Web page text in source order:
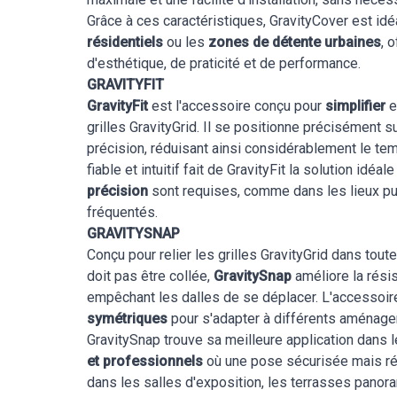
Grâce à ces caractéristiques, GravityCover est
résidentielsou les zones de détente urbaines,
d'esthétique, de praticité et de performance.
GRAVITYFIT
GravityFitest l'accessoire conçu pour simplifier
grilles GravityGrid. Il se positionne précisément
précision, réduisant ainsi considérablement le
fiable et intuitif fait de GravityFit la solution
précision sont requises, comme dans les lieux
fréquentés.
GRAVITYSNAP
Conçu pour relier les grilles GravityGrid dans
doit pas être collée, GravitySnapaméliore la
empêchant les dalles de se déplacer.
symétriques pour s'adapter à différents
GravitySnap trouve sa meilleure application dans
et professionnels où une pose sécurisée mais
dans les salles d'exposition, les terrasses